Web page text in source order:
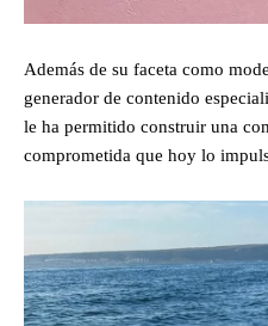
Además de su faceta como
generador de contenido
le ha permitido construir una
comprometida que hoy lo